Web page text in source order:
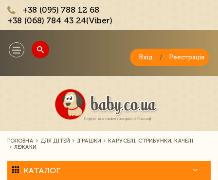
+38 (095) 788 12 68
+38 (068) 784 43 24(Viber)
Toggle
navigation
Вхід / Реєстрація
ГОЛОВНА ДЛЯ ДІТЕЙ ІГРАШКИ
КАРУСЕЛІ, СТРИБУНКИ, КАЧЕЛІ
ЛЕЖАКИ
КАТАЛОГ